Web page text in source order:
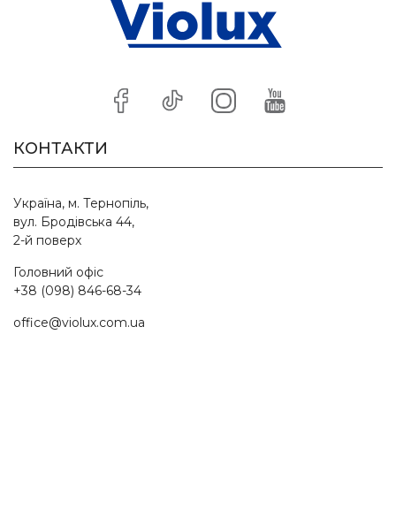
КОНТАКТИ
Україна, м. Тернопіль,
вул. Бродівська 44,
2-й поверх
Головний офіс
+38 (098) 846-68-34
office@violux.com.ua